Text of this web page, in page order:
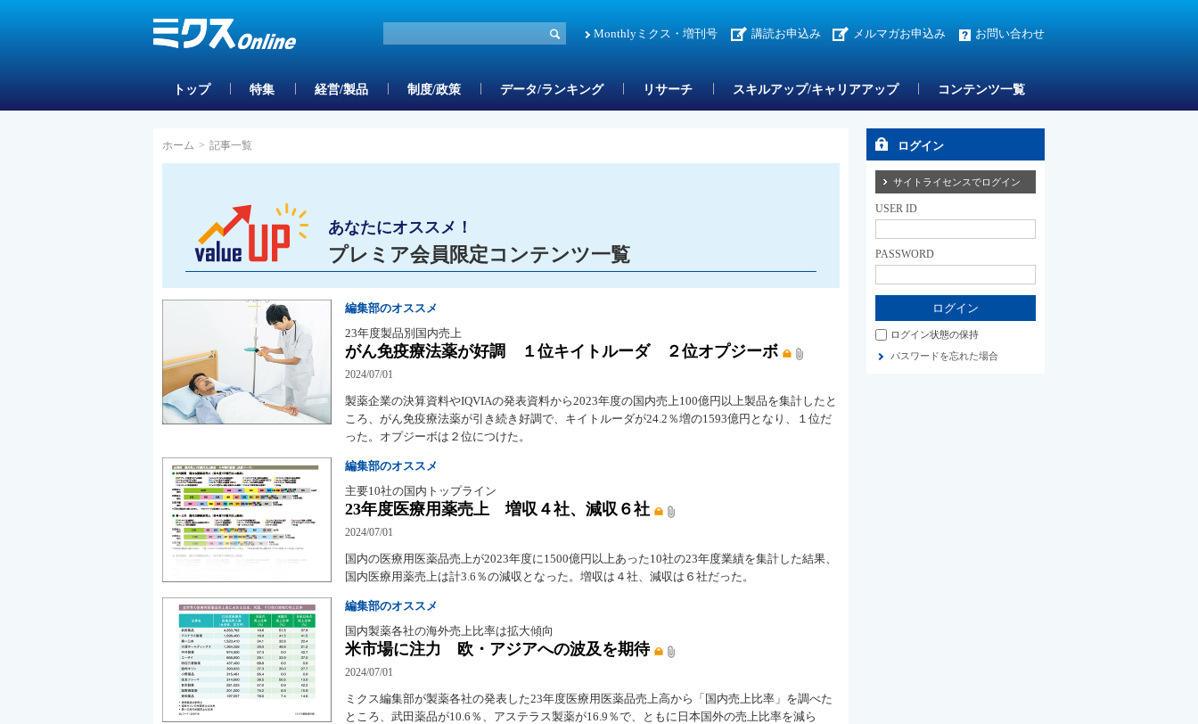
Monthlyミクス・増刊号 講読お申込み メルマガお申込み お問い合わせ
トップ 特集 経営/製品 制度/政策 データ/ランキング リサーチ スキルアップ/キャリアアップ コンテンツ一覧
ホーム > 記事一覧
あなたにオススメ！
プレミア会員限定コンテンツ一覧
編集部のオススメ
23年度製品別国内売上
がん免疫療法薬が好調 １位キイトルーダ ２位オプジーボ
2024/07/01
製薬企業の決算資料やIQVIAの発表資料から2023年度の国内売上100億円以上製品を集計したと
ころ、がん免疫療法薬が引き続き好調で、キイトルーダが24.2％増の1593億円となり、１位だ
った。オプジーボは２位につけた。
編集部のオススメ
主要10社の国内トップライン
23年度医療用薬売上 増収４社、減収６社
2024/07/01
国内の医療用医薬品売上が2023年度に1500億円以上あった10社の23年度業績を集計した結果、
国内医療用薬売上は計3.6％の減収となった。増収は４社、減収は６社だった。
編集部のオススメ
国内製薬各社の海外売上比率は拡大傾向
米市場に注力 欧・アジアへの波及を期待
2024/07/01
ミクス編集部が製薬各社の発表した23年度医療用医薬品売上高から「国内売上比率」を調べた
ところ、武田薬品が10.6％、アステラス製薬が16.9％で、ともに日本国外の売上比率を減ら
ログイン
サイトライセンスでログイン
USER ID
PASSWORD
ログイン状態の保持
パスワードを忘れた場合